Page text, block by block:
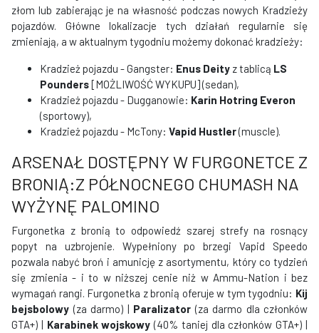
złom lub zabierając je na własność podczas nowych Kradzieży
pojazdów. Główne lokalizacje tych działań regularnie się
zmieniają, a w aktualnym tygodniu możemy dokonać kradzieży:
Kradzież pojazdu - Gangster: Enus Deity z tablicą LS
Pounders [MOŻLIWOŚĆ WYKUPU] (sedan),
Kradzież pojazdu - Dugganowie: Karin Hotring Everon
(sportowy),
Kradzież pojazdu - McTony: Vapid Hustler(muscle).
ARSENAŁ DOSTĘPNY W FURGONETCE Z
BRONIĄ:Z PÓŁNOCNEGO CHUMASH NA
WYŻYNĘ PALOMINO
Furgonetka z bronią to odpowiedź szarej strefy na rosnący
popyt na uzbrojenie. Wypełniony po brzegi Vapid Speedo
pozwala nabyć broń i amunicję z asortymentu, który co tydzień
się zmienia - i to w niższej cenie niż w Ammu-Nation i bez
wymagań rangi. Furgonetka z bronią oferuje w tym tygodniu: Kij
bejsbolowy (za darmo) | Paralizator (za darmo dla członków
GTA+) | Karabinek wojskowy (40% taniej dla członków GTA+) |